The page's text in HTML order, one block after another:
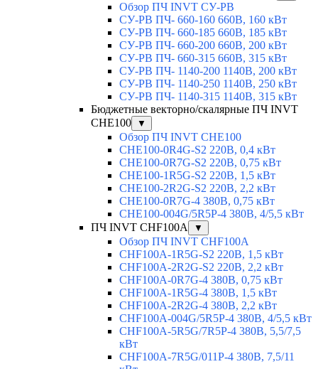
Обзор ПЧ INVT СУ-РВ
СУ-РВ ПЧ- 660-160 660В, 160 кВт
СУ-РВ ПЧ- 660-185 660В, 185 кВт
СУ-РВ ПЧ- 660-200 660В, 200 кВт
СУ-РВ ПЧ- 660-315 660В, 315 кВт
СУ-РВ ПЧ- 1140-200 1140В, 200 кВт
СУ-РВ ПЧ- 1140-250 1140В, 250 кВт
СУ-РВ ПЧ- 1140-315 1140В, 315 кВт
Бюджетные векторно/скалярные ПЧ INVT
CHE100
▼
Обзор ПЧ INVT CHE100
CHE100-0R4G-S2 220В, 0,4 кВт
CHE100-0R7G-S2 220В, 0,75 кВт
CHE100-1R5G-S2 220В, 1,5 кВт
CHE100-2R2G-S2 220В, 2,2 кВт
CHE100-0R7G-4 380В, 0,75 кВт
CHE100-004G/5R5P-4 380В, 4/5,5 кВт
ПЧ INVT CHF100A
▼
Обзор ПЧ INVT CHF100A
CHF100A-1R5G-S2 220В, 1,5 кВт
CHF100A-2R2G-S2 220В, 2,2 кВт
CHF100A-0R7G-4 380В, 0,75 кВт
CHF100A-1R5G-4 380В, 1,5 кВт
CHF100A-2R2G-4 380В, 2,2 кВт
CHF100A-004G/5R5P-4 380В, 4/5,5 кВт
CHF100A-5R5G/7R5P-4 380В, 5,5/7,5
кВт
CHF100A-7R5G/011P-4 380В, 7,5/11